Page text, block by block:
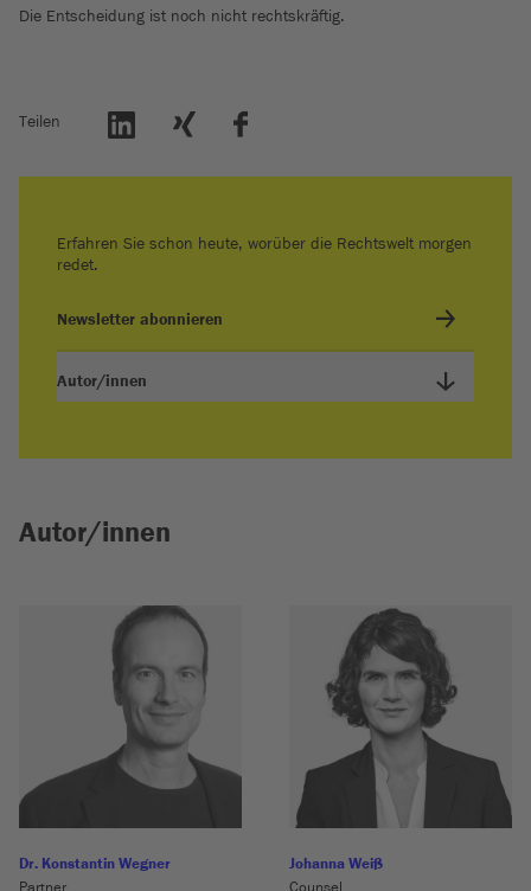
Die Entscheidung ist noch nicht rechtskräftig.
Teilen
Erfahren Sie schon heute, worüber die Rechtswelt morgen
redet.
Newsletter abonnieren
Autor/innen
Autor/innen
Dr. Konstantin Wegner
Partner
Johanna Weiß
Counsel